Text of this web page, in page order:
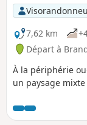
7,62 km
Départ à
À la périphérie
un paysage